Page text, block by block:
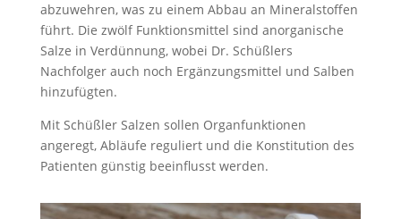
abzuwehren, was zu einem Abbau an Mineralstoffen
führt. Die zwölf Funktionsmittel sind anorganische
Salze in Verdünnung, wobei Dr. Schüßlers
Nachfolger auch noch Ergänzungsmittel und Salben
hinzufügten.
Mit Schüßler Salzen sollen Organfunktionen
angeregt, Abläufe reguliert und die Konstitution des
Patienten günstig beeinflusst werden.